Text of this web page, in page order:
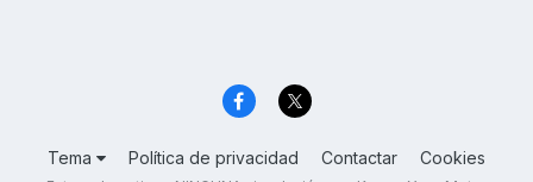
Tema Política de privacidad Contactar Cookies